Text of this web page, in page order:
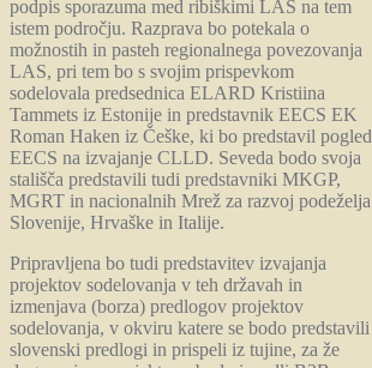
podpis sporazuma med ribiškimi LAS na tem
istem področju. Razprava bo potekala o
možnostih in pasteh regionalnega povezovanja
LAS, pri tem bo s svojim prispevkom
sodelovala predsednica ELARD Kristiina
Tammets iz Estonije in predstavnik EECS EK
Roman Haken iz Češke, ki bo predstavil pogled
EECS na izvajanje CLLD. Seveda bodo svoja
stališča predstavili tudi predstavniki MKGP,
MGRT in nacionalnih Mrež za razvoj podeželja
Slovenije, Hrvaške in Italije.
Pripravljena bo tudi predstavitev izvajanja
projektov sodelovanja v teh državah in
izmenjava (borza) predlogov projektov
sodelovanja, v okviru katere se bodo predstavili
slovenski predlogi in prispeli iz tujine, za že